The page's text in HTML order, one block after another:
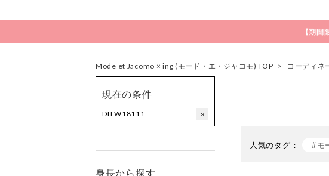
【期
Mode et Jacomo × ing (モード・エ・ジャコモ) TOP > コーディネ
現在の条件
DITW18111 ×
身長から探す
人気のタグ： #モ